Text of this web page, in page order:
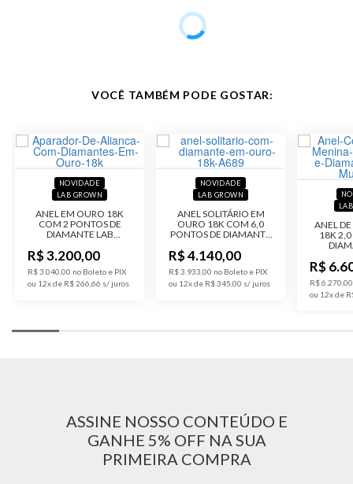
12 meses
Diamante
Modelo Anel Pavê
Público Feminino
Acabamento Polido
Código do
Produto
A782-Lab
VOCÊ TAMBÉM PODE GOSTAR:
NOVIDADE
LAB GROWN
ANEL EM OURO 18K
COM 2 PONTOS DE
DIAMANTE LAB
R$ 3.200,00
R$ 3.040,00 no Boleto e PIX
ou 12x de R$ 266,66
NOVIDADE
LAB GROWN
ANEL SOLITÁRIO EM
OURO 18K COM 6,0
PONTOS DE DIAMANTE
R$ 4.140,00
R$ 3.933,00 no Boleto e PIX
ou 12x de R$ 345,00
ANEL
18K 2,0
R$
R$
ou 12x de
ASSINE NOSSO CONTEÚDO E
GANHE 5% OFF NA SUA
PRIMEIRA COMPRA